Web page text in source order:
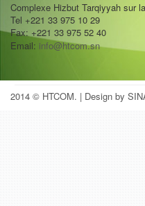
Complexe Hizbut Tarqiyyah sur
Tel +221 33 975 10 29
Fax: +221 33 975 52 40
Email: info@htcom.sn
2014 © HTCOM. | Design by